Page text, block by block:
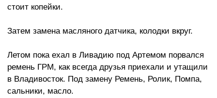
стоит копейки.
Затем замена масляного датчика, колодки вкруг.
Летом пока ехал в Ливадию под Артемом порвался
ремень ГРМ, как всегда друзья приехали и утащили
в Владивосток. Под замену Ремень, Ролик, Помпа,
сальники, масло.